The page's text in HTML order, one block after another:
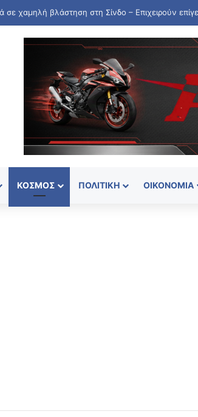
ΚΌΣΜΟΣ ΠΟΛΙΤΙΚΉ ΟΙΚΟΝΟΜΊΑ